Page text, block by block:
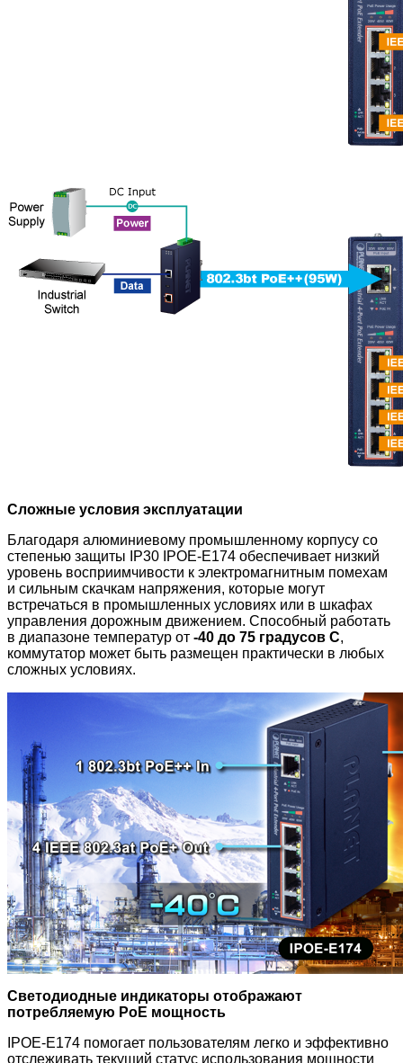
Сложные условия эксплуатации
Благодаря алюминиевому промышленному корпусу со
степенью защиты IP30 IPOE-E174 обеспечивает низкий
уровень восприимчивости к электромагнитным помехам
и сильным скачкам напряжения, которые могут
встречаться в промышленных условиях или в шкафах
управления дорожным движением. Способный работать
в диапазоне температур от -40 до 75 градусов С,
коммутатор может быть размещен практически в любых
сложных условиях.
Cветодиодные индикаторы отображают
потребляемую PoE мощность
IPOE-E174 помогает пользователям легко и эффективно
отслеживать текущий статус использования мощности